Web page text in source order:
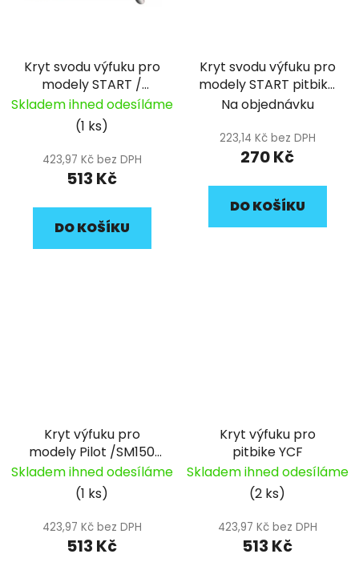
Kryt svodu výfuku pro
modely START /
SM125 2022 pitbike
YCF
Skladem ihned odesíláme
(1 ks)
423,97 Kč bez DPH
513 Kč
DO KOŠÍKU
Kryt svodu výfuku pro
modely START pitbike
YCF
Na objednávku
223,14 Kč bez DPH
270 Kč
DO KOŠÍKU
Kryt výfuku pro
modely Pilot /SM150
2022 pitbike YCF
Skladem ihned odesíláme
(1 ks)
423,97 Kč bez DPH
513 Kč
Kryt výfuku pro
pitbike YCF
Skladem ihned odesíláme
(2 ks)
423,97 Kč bez DPH
513 Kč